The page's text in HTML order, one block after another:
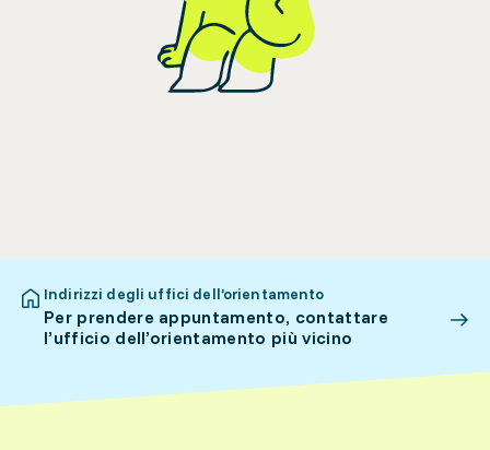
Indirizzi degli uffici dell’orientamento
Per prendere appuntamento, contattare
l’ufficio dell’orientamento più vicino